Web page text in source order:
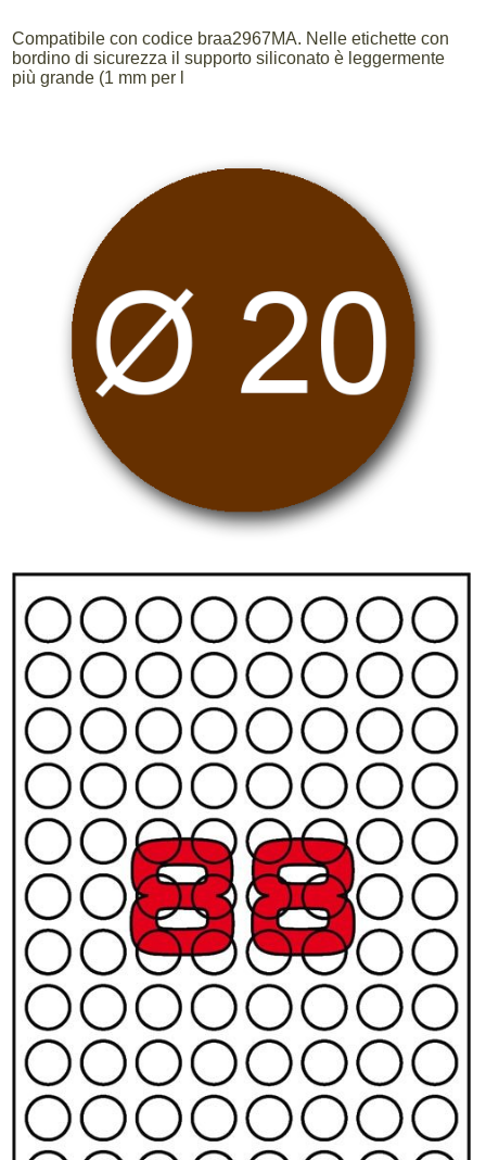
Compatibile con codice braa2967MA. Nelle etichette con
bordino di sicurezza il supporto siliconato è leggermente
più grande (1 mm per l